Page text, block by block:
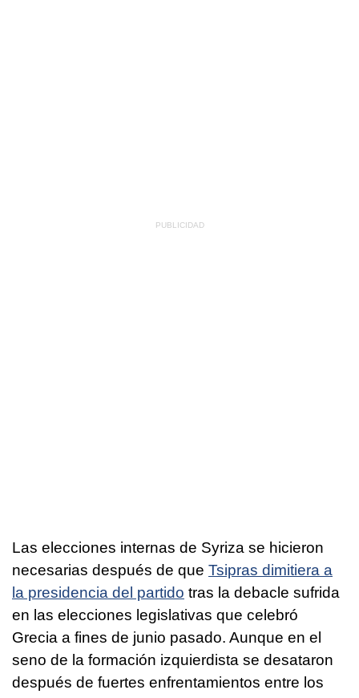
Las elecciones internas de Syriza se hicieron
necesarias después de que Tsipras dimitiera a
la presidencia del partido tras la debacle sufrida
en las elecciones legislativas que celebró
Grecia a fines de junio pasado. Aunque en el
seno de la formación izquierdista se desataron
después de fuertes enfrentamientos entre los